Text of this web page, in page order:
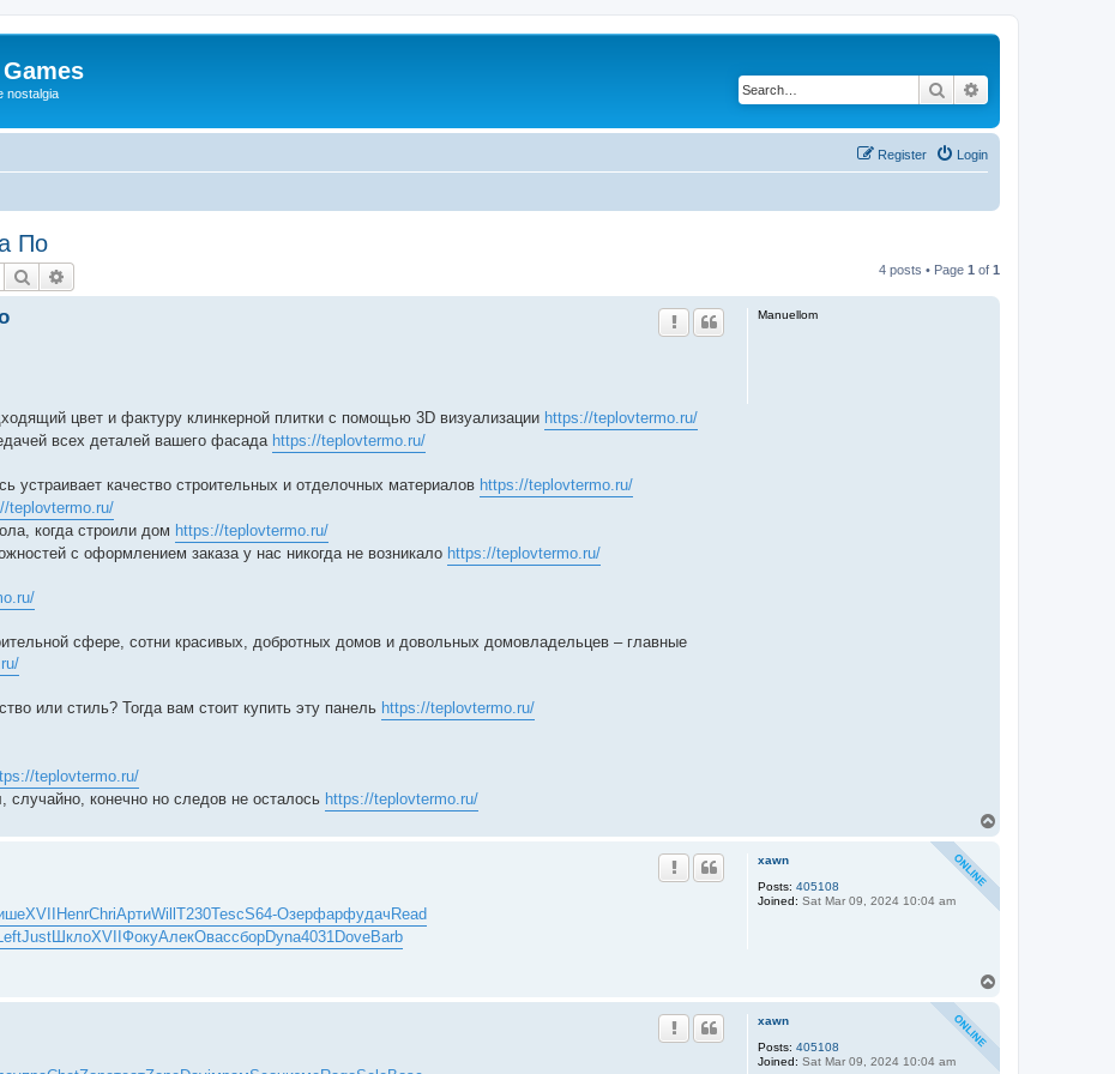
nostalgia Search
Login
Register
По
Search 4 posts • Page 1 of 1
Manuellom
цвет и фактуру клинкерной плитки с помощью 3D визуализации https://teplovtermo.ru/
всех деталей вашего фасада https://teplovtermo.ru/
устраивает качество строительных и отделочных материалов https://teplovtermo.ru/
teplovtermo.ru/
когда строили дом https://teplovtermo.ru/
с оформлением заказа у нас никогда не возникало https://teplovtermo.ru/
сфере, сотни красивых, добротных домов и довольных домовладельцев – главные
или стиль? Тогда вам стоит купить эту панель https://teplovtermo.ru/
teplovtermo.ru/
случайно, конечно но следов не осталось https://teplovtermo.ru/
xawn
Posts: 405108
Joined: Sat Mar 09, 2024 10:04 am
XVII HenrChriАртиWill T230TescS64-Озерфарфудач Read
JustШклоXVII ФокуАлекОвассборDyna4031DoveBarb
xawn
Posts: 405108
Joined: Sat Mar 09, 2024 10:04 am